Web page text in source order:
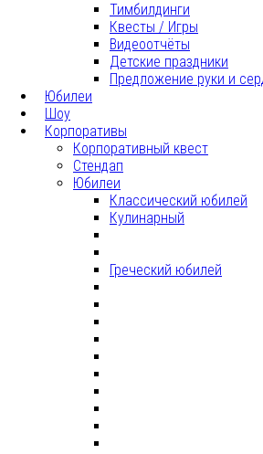
Тимбилдинги
Квесты / Игры
Видеоотчёты
Детские праздники
Предложение руки и
Юбилеи
Шоу
Корпоративы
Корпоративный квест
Стендап
Юбилеи
Классический юбилей
Кулинарный
Греческий юбилей